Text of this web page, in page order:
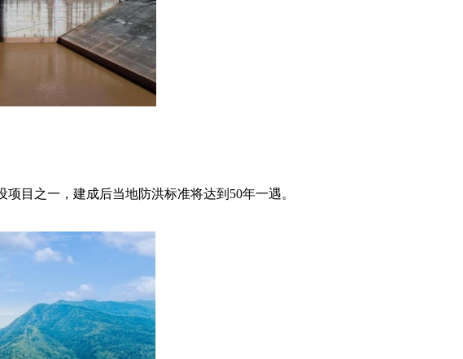
项目之一，建成后当地防洪标准将达到50年一遇。